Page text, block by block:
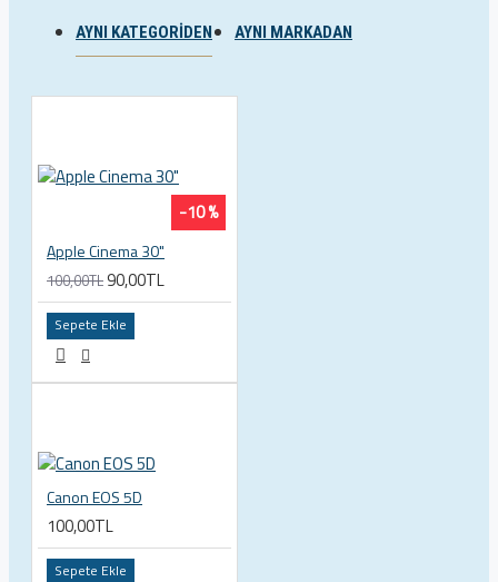
AYNI KATEGORIDEN AYNI MARKADAN
-10 %
Apple Cinema 30"
100,00TL90,00TL
Sepete Ekle
Canon EOS 5D
100,00TL
Sepete Ekle